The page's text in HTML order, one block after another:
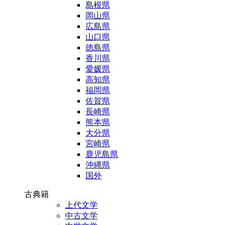
島根県
岡山県
広島県
山口県
徳島県
香川県
愛媛県
高知県
福岡県
佐賀県
長崎県
熊本県
大分県
宮崎県
鹿児島県
沖縄県
国外
古典籍
上代文学
中古文学